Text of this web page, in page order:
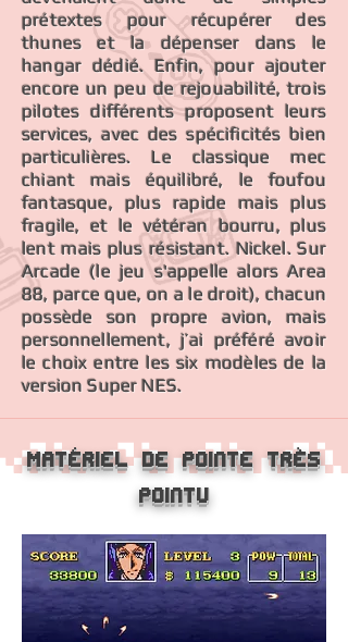
prétextes pour récupérer des
thunes et la dépenser dans le
hangar dédié. Enfin, pour ajouter
encore un peu de rejouabilité, trois
pilotes différents proposent leurs
services, avec des spécificités bien
particulières. Le classique mec
chiant mais équilibré, le foufou
fantasque, plus rapide mais plus
fragile, et le vétéran bourru, plus
lent mais plus résistant. Nickel. Sur
Arcade (le jeu s'appelle alors Area
88, parce que, on a le droit), chacun
possède son propre avion, mais
personnellement, j’ai préféré avoir
le choix entre les six modèles de la
version Super NES.
Matériel de pointe très
pointu